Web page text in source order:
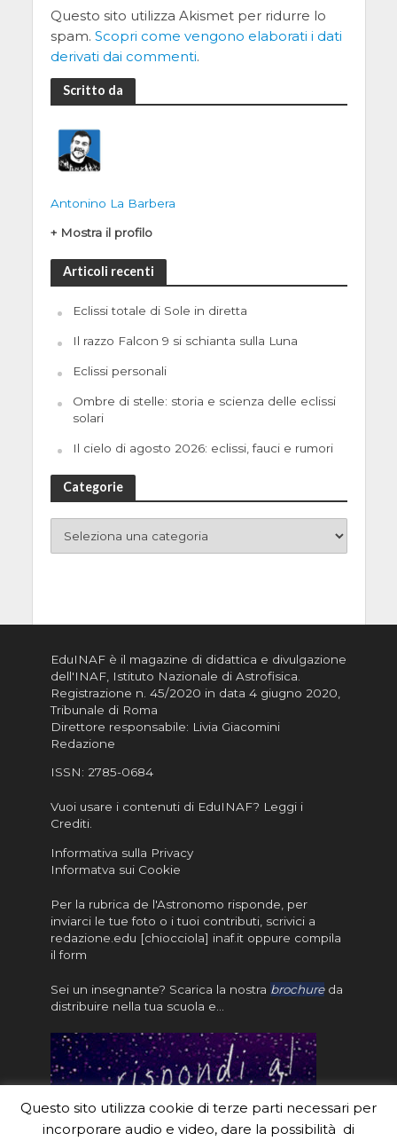
Questo sito utilizza Akismet per ridurre lo
spam. Scopri come vengono elaborati i dati
derivati dai commenti.
Scritto da
Antonino La Barbera
+ Mostra il profilo
Articoli recenti
Eclissi totale di Sole in diretta
Il razzo Falcon 9 si schianta sulla Luna
Eclissi personali
Ombre di stelle: storia e scienza delle eclissi
solari
Il cielo di agosto 2026: eclissi, fauci e rumori
Categorie
EduINAF è il magazine di didattica e divulgazione
dell'INAF, Istituto Nazionale di Astrofisica
Registrazione n. 45/2020 in data 4 giugno 2020,
Tribunale di Roma
Direttore responsabile: Livia Giacomini
Redazione
ISSN: 2785-0684
Vuoi usare i contenuti di EduINAF? Leggi i
Crediti.
Informativa sulla Privacy
Informatva sui Cookie
Per la rubrica de l'Astronomo risponde, per
inviarci le tue foto o i tuoi contributi, scrivici a
redazione.edu [chiocciola] inaf.it oppure compila
il form
Sei un insegnante? Scarica la nostra brochureda
distribuire nella tua scuola e…
Questo sito utilizza cookie di terze parti necessari per
incorporare audio e video, dare la possibilità di